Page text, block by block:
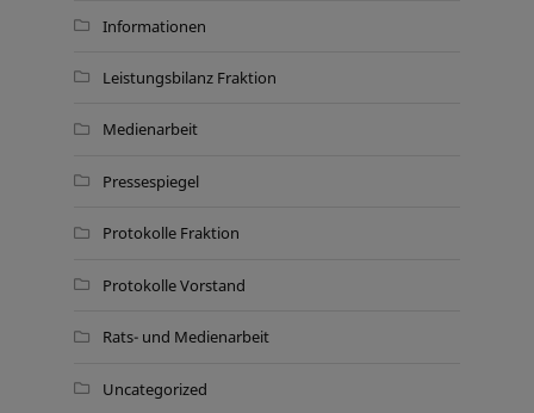
Informationen
Leistungsbilanz Fraktion
Medienarbeit
Pressespiegel
Protokolle Fraktion
Protokolle Vorstand
Rats- und Medienarbeit
Uncategorized